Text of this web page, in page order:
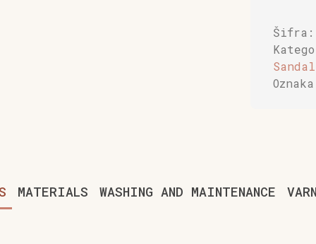
roza
MATERIALS WASHING AND MAINTENANCE